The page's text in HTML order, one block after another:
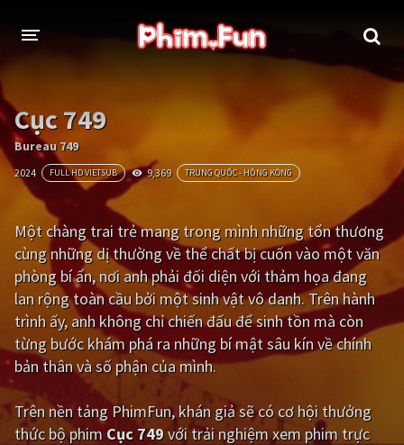
Thần thoại - Cổ trang
Tâm lý Chiến tranh
Võ thuật - Kiếm hiệp
Kinh dị Tội phạm - Hình sự
Phiêu lưu Hài hước
Viễn tưởng Khoa học - Tài liệu
Hoạt hình Thể thao
Tình cảm - Lãng mạn Kỳ ảo
Giật gân Gia đình
Cục 749
Bureau 749
2024 FULL HD VIETSUB 9,369 TRUNG QUỐC - HỒNG KÔNG
Một chàng trai trẻ mang trong mình những tổn thương
cùng những dị thường về thể chất bị cuốn vào một văn
phòng bí ẩn, nơi anh phải đối diện với thảm họa đang
lan rộng toàn cầu bởi một sinh vật vô danh. Trên hành
trình ấy, anh không chỉ chiến đấu để sinh tồn mà còn
từng bước khám phá ra những bí mật sâu kín về chính
bản thân và số phận của mình.
Trên nền tảng PhimFun, khán giả sẽ có cơ hội thưởng
thức bộ phim Cục 749với trải nghiệm xem phim trực